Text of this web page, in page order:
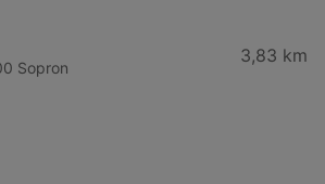
Sopron
3,83 km